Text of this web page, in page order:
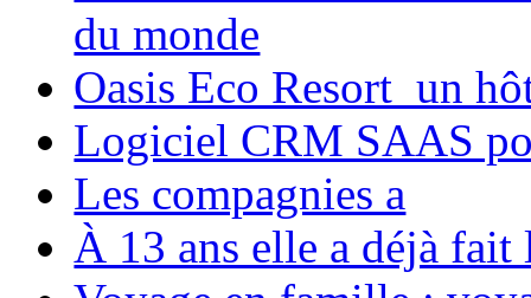
du monde
Oasis Eco Resort un
Logiciel CRM SAAS
Les compagnies a
À 13 ans elle a déjà